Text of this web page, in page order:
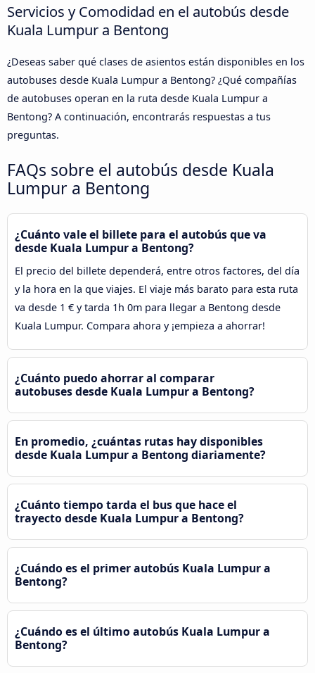
Servicios y Comodidad en el autobús desde
Kuala Lumpur a Bentong
¿Deseas saber qué clases de asientos están disponibles en los
autobuses desde Kuala Lumpur a Bentong? ¿Qué compañías
de autobuses operan en la ruta desde Kuala Lumpur a
Bentong? A continuación, encontrarás respuestas a tus
preguntas.
FAQs sobre el autobús desde Kuala
Lumpur a Bentong
¿Cuánto vale el billete para el autobús que va
desde Kuala Lumpur a Bentong?
El precio del billete dependerá, entre otros factores, del día
y la hora en la que viajes. El viaje más barato para esta ruta
va desde 1 € y tarda 1h 0m para llegar a Bentong desde
Kuala Lumpur. Compara ahora y ¡empieza a ahorrar!
¿Cuánto puedo ahorrar al comparar
autobuses desde Kuala Lumpur a Bentong?
En promedio, ¿cuántas rutas hay disponibles
desde Kuala Lumpur a Bentong diariamente?
¿Cuánto tiempo tarda el bus que hace el
trayecto desde Kuala Lumpur a Bentong?
¿Cuándo es el primer autobús Kuala Lumpur a
Bentong?
¿Cuándo es el último autobús Kuala Lumpur a
Bentong?